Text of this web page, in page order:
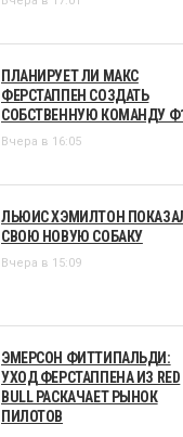
ПЛАНИРУЕТ ЛИ МАКС
ФЕРСТАППЕН СОЗДАТЬ
СОБСТВЕННУЮ КОМАНДУ
Вчера в 16:05
ЛЬЮИС ХЭМИЛТОН
СВОЮ НОВУЮ СОБАКУ
Вчера в 15:09
ЭМЕРСОН ФИТТИПАЛЬДИ:
УХОД ФЕРСТАППЕНА ИЗ RED
BULL РАСКАЧАЕТ РЫНОК
ПИЛОТОВ